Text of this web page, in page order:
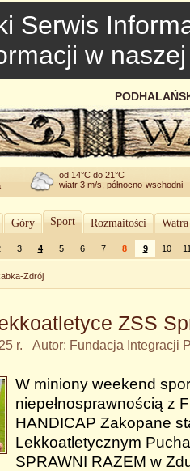
Serwis
w
od 14°C do 21°C
wiatr 3 m/s, północno-wschodni
Góry Sport Rozmaitości
3 4 5 6 7 8 9 10
Zdrój
ZSS
r. Autor: Fundacja Integracji
W miniony weekend
niepełnosprawnością z
HANDICAP Zakopane
Lekkoatletycznym
SPRAWNI RAZEM w